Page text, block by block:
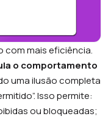
com mais eficiência.
o comportamento
uma ilusão completa
Isso permite:
ou bloqueadas;